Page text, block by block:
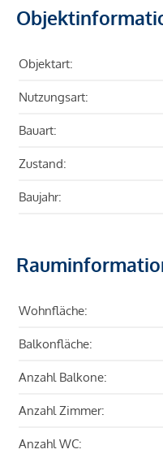
Objektart:
Nutzungsart:
Bauart:
Zustand:
Baujahr:
Wohnfläche:
Balkonfläche:
Anzahl Balkone:
Anzahl Zimmer:
Anzahl WC: